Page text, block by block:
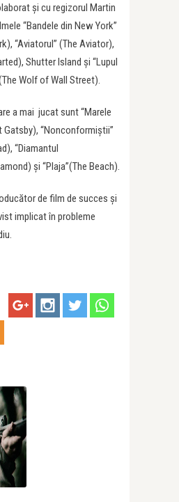
şi cu regizorul Martin
“Bandele din New York”
“Aviatorul” (The Aviator),
Shutter Island şi “Lupul
Wolf of Wall Street).
a mai jucat sunt “Marele
Gatsby), “Nonconformiştii”
“Diamantul
şi “Plaja”(The Beach).
de film de succes şi
implicat în probleme